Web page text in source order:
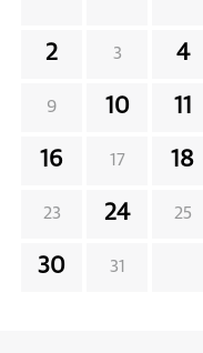
2 3 4
9 10 11
16 17 18
23 24 25
30 31